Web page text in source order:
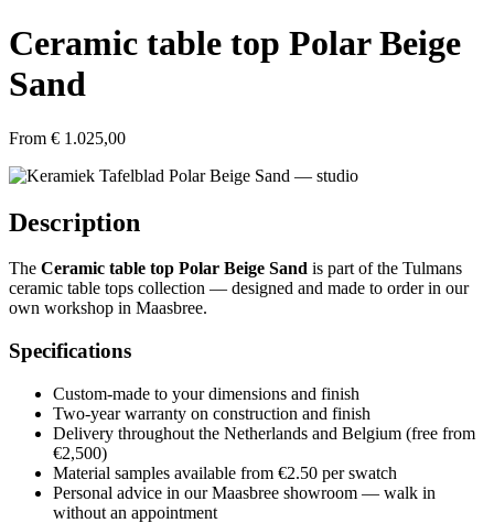
Ceramic table top Polar Beige
Sand
From € 1.025,00
Description
The Ceramic table top Polar Beige Sand is part of the Tulmans
ceramic table tops collection — designed and made to order in our
own workshop in Maasbree.
Specifications
Custom-made to your dimensions and finish
Two-year warranty on construction and finish
Delivery throughout the Netherlands and Belgium (free from
€2,500)
Material samples available from €2.50 per swatch
Personal advice in our Maasbree showroom — walk in
without an appointment